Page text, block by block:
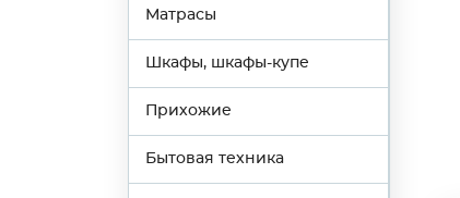
Матрасы
Шкафы, шкафы-купе
Прихожие
Бытовая техника